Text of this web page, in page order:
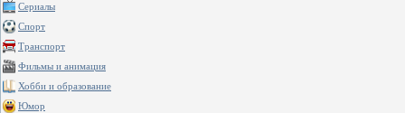
Сериалы
Спорт
Транспорт
Фильмы и анимация
Хобби и образование
Юмор